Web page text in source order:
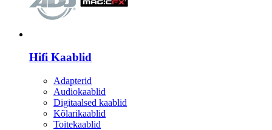
Hifi Kaablid
Adapterid
Audiokaablid
Digitaalsed kaablid
Kõlarikaablid
Toitekaablid